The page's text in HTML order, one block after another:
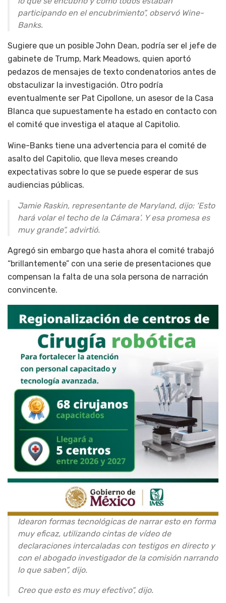
participando en el encubrimiento”, observó Wine-
Banks.
Sugiere que un posible John Dean, podría ser el jefe de
gabinete de Trump, Mark Meadows, quien aportó
pedazos de mensajes de texto condenatorios antes de
obstaculizar la investigación. Otro podría
eventualmente ser Pat Cipollone, un asesor de la Casa
Blanca que supuestamente ha estado en contacto con
el comité que investiga el ataque al Capitolio.
Wine-Banks tiene una advertencia para el comité de
asalto del Capitolio, que lleva meses creando
expectativas sobre lo que se puede esperar de sus
audiencias públicas.
Jamie Raskin, representante de Maryland, dijo: ‘Esto
hará volar el techo de la Cámara’. Y esa promesa es
muy grande”, advirtió.
Agregó sin embargo que hasta ahora el comité trabajó
“brillantemente” con una serie de presentaciones que
compensan la falta de una sola persona de narración
convincente.
Idearon formas tecnológicas de narrar esto en forma
muy eficaz, utilizando cintas de vídeo de
declaraciones intercaladas con testigos en directo y
con el abogado investigador de la comisión narrando
lo que saben”, dijo.
Creo que esto es muy efectivo”, dijo.